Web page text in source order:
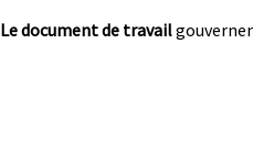
Le document de travail